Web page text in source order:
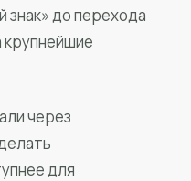
знак» до перехода
крупнейшие
через
для